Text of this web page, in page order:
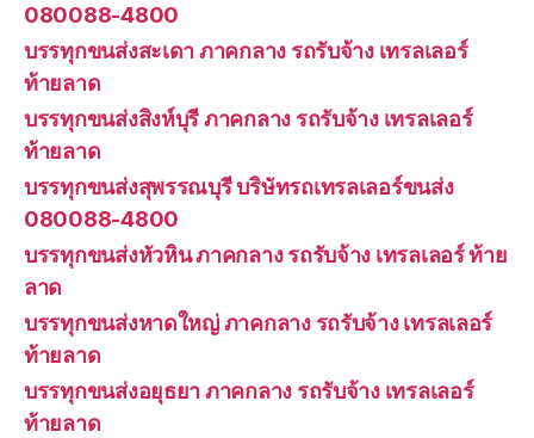
080088-4800
บรรทุกขนส่งสะเดา ภาคกลาง รถรับจ้าง เทรลเลอร์
ท้ายลาด
บรรทุกขนส่งสิงห์บุรี ภาคกลาง รถรับจ้าง เทรลเลอร์
ท้ายลาด
บรรทุกขนส่งสุพรรณบุรี บริษัทรถเทรลเลอร์ขนส่ง
080088-4800
บรรทุกขนส่งหัวหิน ภาคกลาง รถรับจ้าง เทรลเลอร์ ท้าย
ลาด
บรรทุกขนส่งหาดใหญ่ ภาคกลาง รถรับจ้าง เทรลเลอร์
ท้ายลาด
บรรทุกขนส่งอยุธยา ภาคกลาง รถรับจ้าง เทรลเลอร์
ท้ายลาด